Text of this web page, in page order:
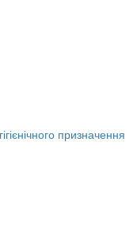
призначення